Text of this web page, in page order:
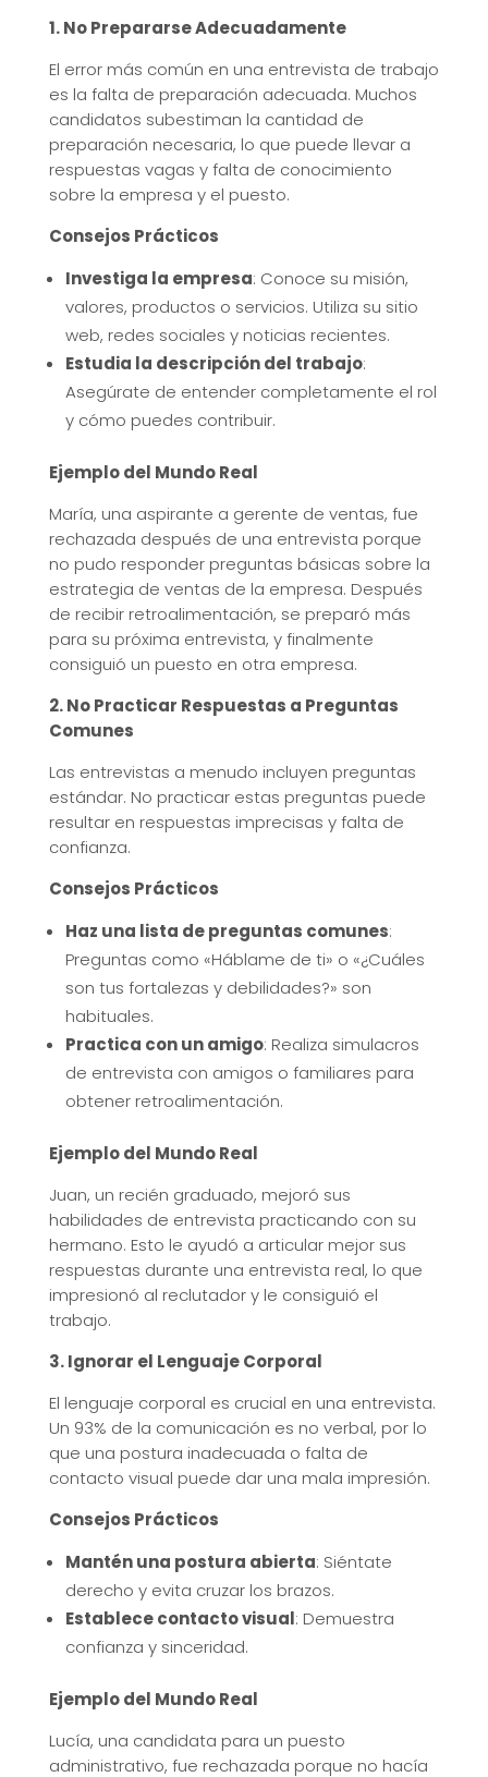
1. No Prepararse Adecuadamente
El error más común en una entrevista de trabajo
es la falta de preparación adecuada. Muchos
candidatos subestiman la cantidad de
preparación necesaria, lo que puede llevar a
respuestas vagas y falta de conocimiento
sobre la empresa y el puesto.
Consejos Prácticos
Investiga la empresa: Conoce su misión,
valores, productos o servicios. Utiliza su sitio
web, redes sociales y noticias recientes.
Estudia la descripción del trabajo:
Asegúrate de entender completamente el rol
y cómo puedes contribuir.
Ejemplo del Mundo Real
María, una aspirante a gerente de ventas, fue
rechazada después de una entrevista porque
no pudo responder preguntas básicas sobre la
estrategia de ventas de la empresa. Después
de recibir retroalimentación, se preparó más
para su próxima entrevista, y finalmente
consiguió un puesto en otra empresa.
2. No Practicar Respuestas a Preguntas
Comunes
Las entrevistas a menudo incluyen preguntas
estándar. No practicar estas preguntas puede
resultar en respuestas imprecisas y falta de
confianza.
Consejos Prácticos
Haz una lista de preguntas comunes:
Preguntas como «Háblame de ti» o «¿Cuáles
son tus fortalezas y debilidades?» son
habituales.
Practica con un amigo: Realiza simulacros
de entrevista con amigos o familiares para
obtener retroalimentación.
Ejemplo del Mundo Real
Juan, un recién graduado, mejoró sus
habilidades de entrevista practicando con su
hermano. Esto le ayudó a articular mejor sus
respuestas durante una entrevista real, lo que
impresionó al reclutador y le consiguió el
trabajo.
3. Ignorar el Lenguaje Corporal
El lenguaje corporal es crucial en una entrevista.
Un 93% de la comunicación es no verbal, por lo
que una postura inadecuada o falta de
contacto visual puede dar una mala impresión.
Consejos Prácticos
Mantén una postura abierta: Siéntate
derecho y evita cruzar los brazos.
Establece contacto visual: Demuestra
confianza y sinceridad.
Ejemplo del Mundo Real
Lucía, una candidata para un puesto
administrativo, fue rechazada porque no hacía